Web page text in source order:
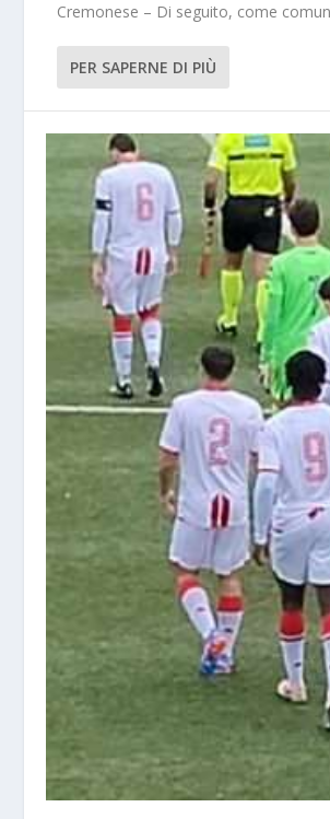
Cremonese – Di seguito, come
PER SAPERNE DI PIÙ